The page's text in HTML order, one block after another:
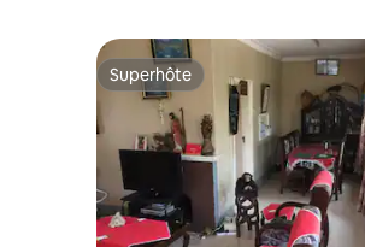
Superhôte
Superhôte